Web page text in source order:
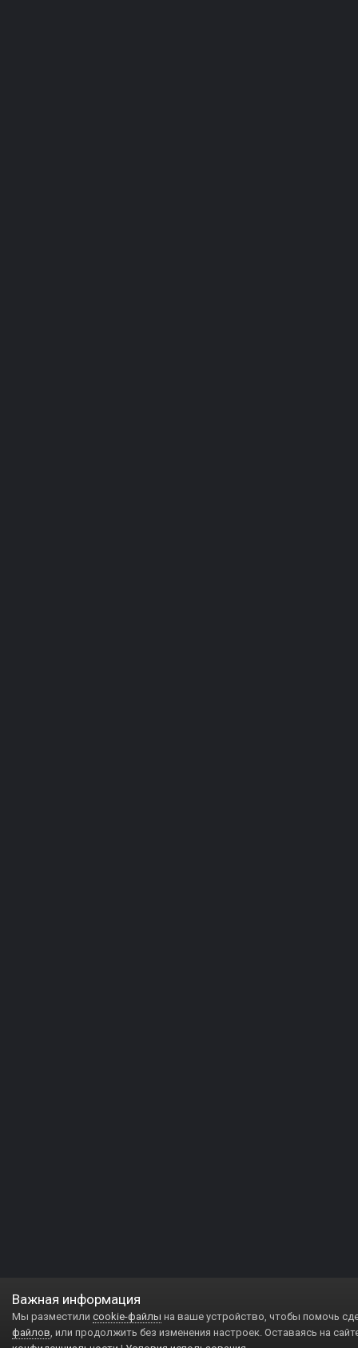
Важная информация
Мы разместили cookie-файлы на ваше устройство, чтобы помочь
файлов, или продолжить без изменения настроек. Оставаясь на